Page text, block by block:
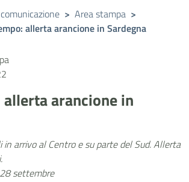
Condividi su Twitter
su LinkedIn
> Area stampa >
allerta arancione in Sardegna
arancione in
in arrivo al Centro e su parte del Sud. Allerta
settembre